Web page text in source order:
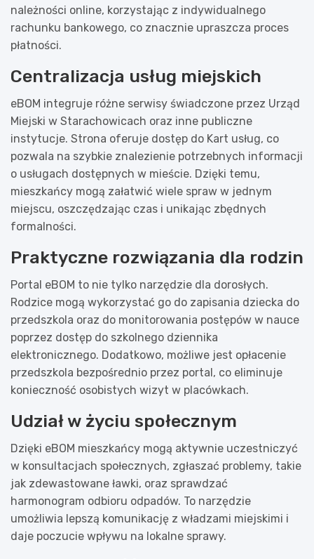
należności online, korzystając z indywidualnego
rachunku bankowego, co znacznie upraszcza proces
płatności.
Centralizacja usług miejskich
eBOM integruje różne serwisy świadczone przez Urząd
Miejski w Starachowicach oraz inne publiczne
instytucje. Strona oferuje dostęp do Kart usług, co
pozwala na szybkie znalezienie potrzebnych informacji
o usługach dostępnych w mieście. Dzięki temu,
mieszkańcy mogą załatwić wiele spraw w jednym
miejscu, oszczędzając czas i unikając zbędnych
formalności.
Praktyczne rozwiązania dla rodzin
Portal eBOM to nie tylko narzędzie dla dorosłych.
Rodzice mogą wykorzystać go do zapisania dziecka do
przedszkola oraz do monitorowania postępów w nauce
poprzez dostęp do szkolnego dziennika
elektronicznego. Dodatkowo, możliwe jest opłacenie
przedszkola bezpośrednio przez portal, co eliminuje
konieczność osobistych wizyt w placówkach.
Udział w życiu społecznym
Dzięki eBOM mieszkańcy mogą aktywnie uczestniczyć
w konsultacjach społecznych, zgłaszać problemy, takie
jak zdewastowane ławki, oraz sprawdzać
harmonogram odbioru odpadów. To narzędzie
umożliwia lepszą komunikację z władzami miejskimi i
daje poczucie wpływu na lokalne sprawy.